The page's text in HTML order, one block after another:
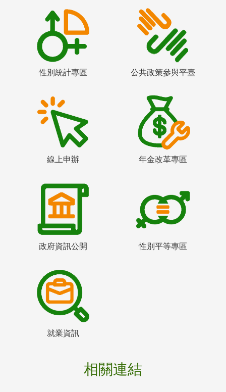
性別統計專區 公共政策參與平臺
線上申辦 年金改革專區
政府資訊公開 性別平等專區
就業資訊
相關連結